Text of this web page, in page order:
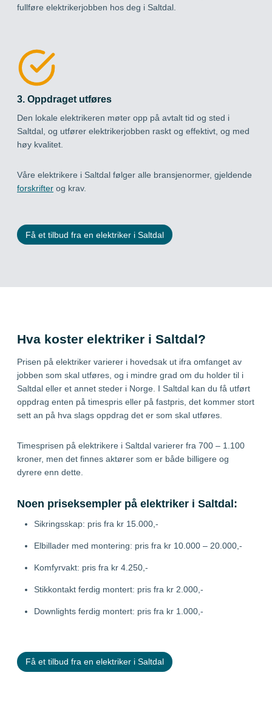
fullføre elektrikerjobben hos deg i Saltdal.
3. Oppdraget utføres
Den lokale elektrikeren møter opp på avtalt tid og sted i
Saltdal, og utfører elektrikerjobben raskt og effektivt, og med
høy kvalitet.
Våre elektrikere i Saltdal følger alle bransjenormer, gjeldende
forskrifter og krav.
Få et tilbud fra en elektriker i Saltdal
Hva koster elektriker i Saltdal?
Prisen på elektriker varierer i hovedsak ut ifra omfanget av
jobben som skal utføres, og i mindre grad om du holder til i
Saltdal eller et annet steder i Norge. I Saltdal kan du få utført
oppdrag enten på timespris eller på fastpris, det kommer stort
sett an på hva slags oppdrag det er som skal utføres.
Timesprisen på elektrikere i Saltdal varierer fra 700 – 1.100
kroner, men det finnes aktører som er både billigere og
dyrere enn dette.
Noen priseksempler på elektriker i Saltdal:
Sikringsskap: pris fra kr 15.000,-
Elbillader med montering: pris fra kr 10.000 – 20.000,-
Komfyrvakt: pris fra kr 4.250,-
Stikkontakt ferdig montert: pris fra kr 2.000,-
Downlights ferdig montert: pris fra kr 1.000,-
Få et tilbud fra en elektriker i Saltdal